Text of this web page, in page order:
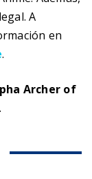
A
en
.
Archer of